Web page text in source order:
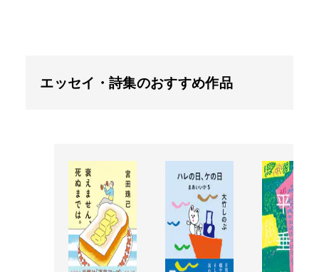
エッセイ・詩集のおすすめ作品